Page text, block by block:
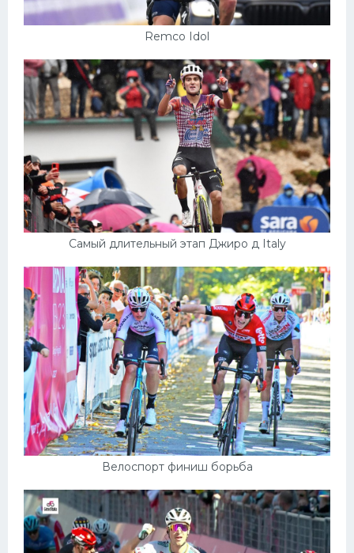
Remco Idol
Самый длительный этап Джиро д Italy
Велоспорт финиш борьба